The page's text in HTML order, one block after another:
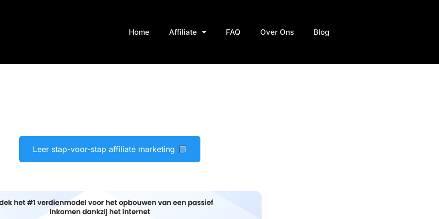
Home Affiliate FAQ Over Ons Blog
Leer stap-voor-stap affiliate marketing